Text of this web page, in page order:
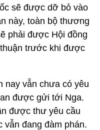
sẽ được dỡ bỏ vào
này, toàn bộ thương
phải được Hội đồng
trước khi được
nay vẫn chưa có yêu
được gửi tới Nga.
được thư yêu cầu
đang đàm phán.